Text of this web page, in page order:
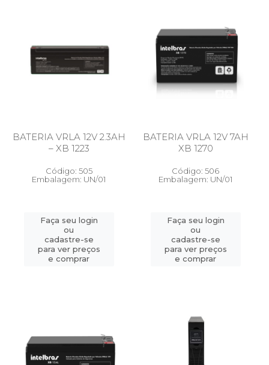
BATERIA VRLA 12V 2.3AH
– XB 1223
Código: 505
Embalagem: UN/01
Faça seu login
ou
cadastre-se
para ver preços
e comprar
BATERIA VRLA 12V 7AH
XB 1270
Código: 506
Embalagem: UN/01
Faça seu login
ou
cadastre-se
para ver preços
e comprar